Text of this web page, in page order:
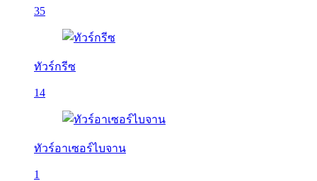
35
ทัวร์กรีซ
14
ทัวร์อาเซอร์ไบจาน
1